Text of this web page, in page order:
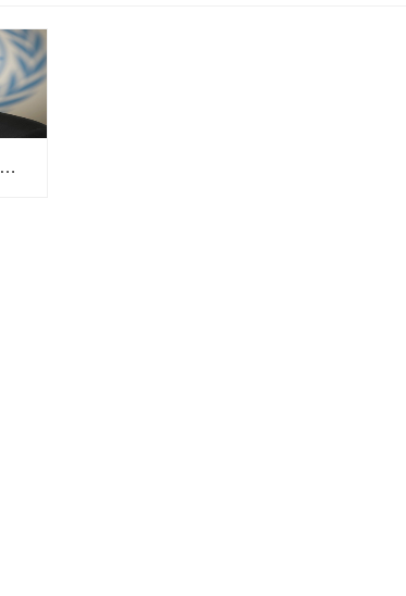
博鳌亚洲论坛选举产生新一届理事会 潘基文当选理事长